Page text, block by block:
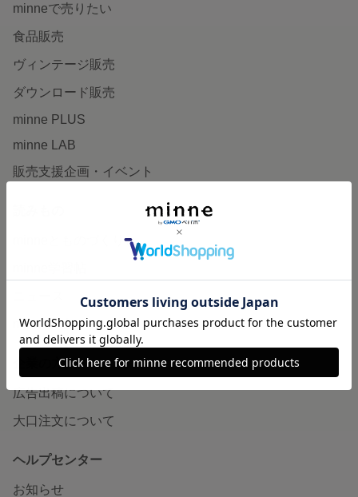
minneで売りたい
食品販売
ヴィンテージ販売
ダウンロード販売
minne PLUS
minne LAB
販売支援企画・イベント
minneとものづくりと
minneの本
企業の方へ
広告出稿について
大口注文について
ヘルプセンター
お知らせ